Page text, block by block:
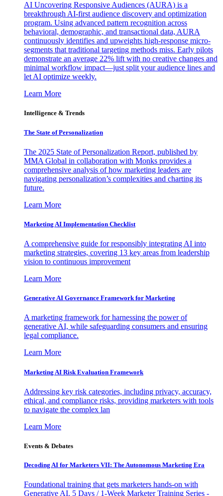
AI Uncovering Responsive Audiences (AURA) is a
breakthrough AI-first audience discovery and optimization
program. Using advanced pattern recognition across
behavioral, demographic, and transactional data, AURA
continuously identifies and upweights high-response micro-
segments that traditional targeting methods miss. Early pilots
demonstrate an average 22% lift with no creative changes and
minimal workflow impact—just split your audience lines and
let AI optimize weekly.
Learn More
Intelligence & Trends
The State of Personalization
The 2025 State of Personalization Report, published by
MMA Global in collaboration with Monks provides a
comprehensive analysis of how marketing leaders are
navigating personalization’s complexities and charting its
future.
Learn More
Marketing AI Implementation Checklist
A comprehensive guide for responsibly integrating AI into
marketing strategies, covering 13 key areas from leadership
vision to continuous improvement
Learn More
Generative AI Governance Framework for Marketing
A marketing framework for harnessing the power of
generative AI, while safeguarding consumers and ensuring
legal compliance.
Learn More
Marketing AI Risk Evaluation Framework
Addressing key risk categories, including privacy, accuracy,
ethical, and compliance risks, providing marketers with tools
to navigate the complex lan
Learn More
Events & Debates
Decoding AI for Marketers VII: The Autonomous Marketing Era
Foundational training that gets marketers hands-on with
Generative AI. 5 Days / 1-Week Marketer Training Series -